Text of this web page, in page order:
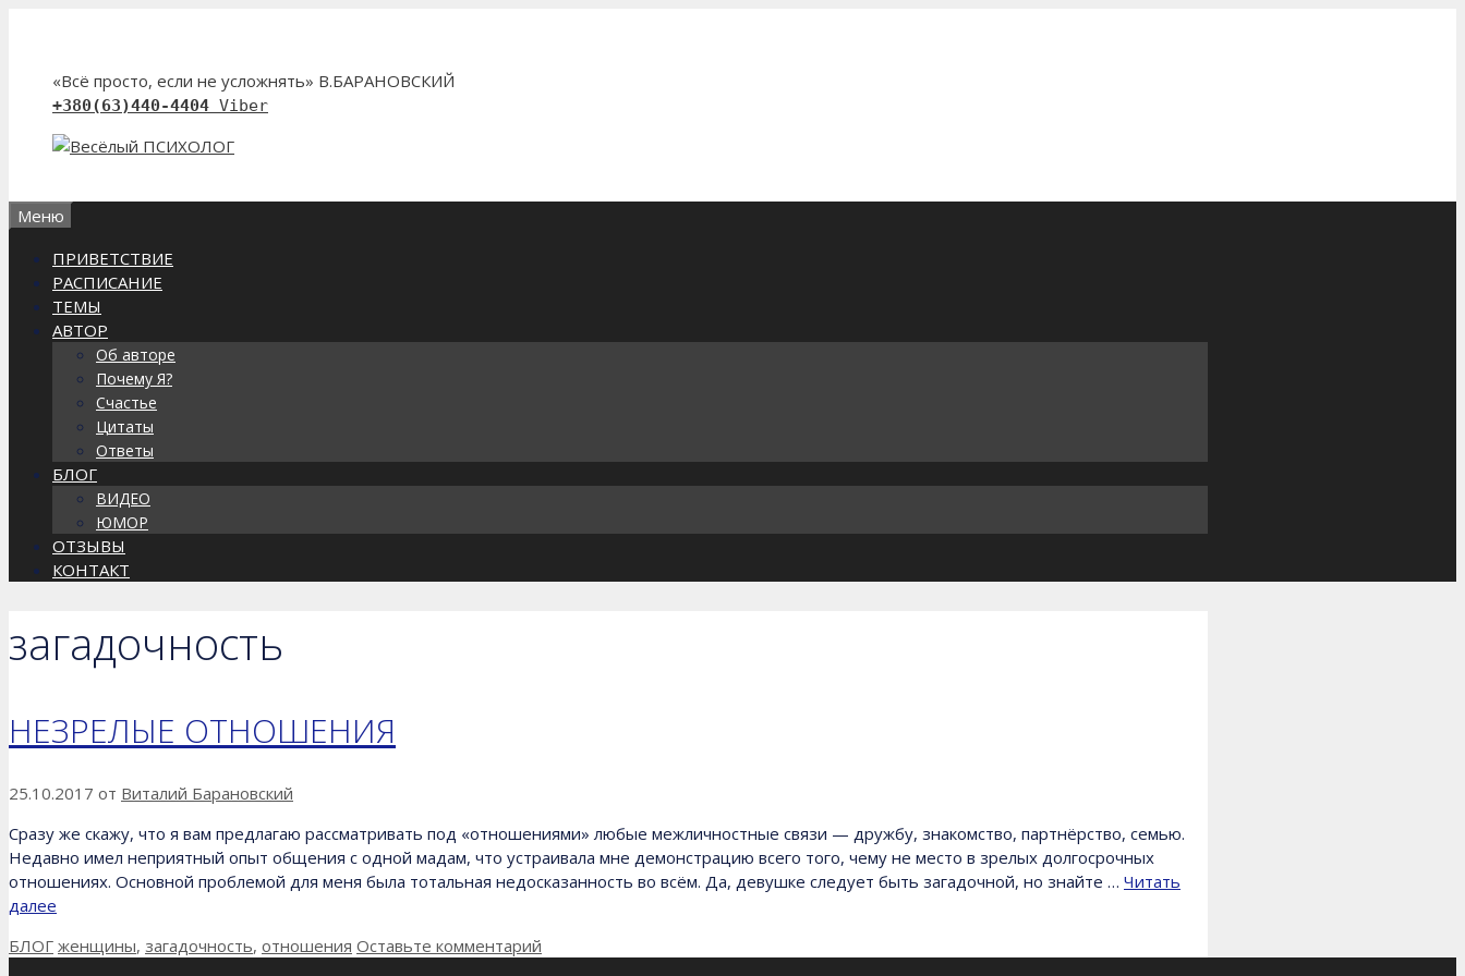
«Всё просто, если не усложнять» В.БАРАНОВСКИЙ
+380(63)440-4404 Viber
Меню
ПРИВЕТСТВИЕ
РАСПИСАНИЕ
ТЕМЫ
АВТОР
Об авторе
Почему Я?
Счастье
Цитаты
Ответы
БЛОГ
ВИДЕО
ЮМОР
ОТЗЫВЫ
КОНТАКТ
загадочность
НЕЗРЕЛЫЕ ОТНОШЕНИЯ
25.10.2017 от Виталий Барановский
Сразу же скажу, что я вам предлагаю рассматривать под «отношениями» любые межличностные связи — дружбу, знакомство, партнёрство, семью.
Недавно имел неприятный опыт общения с одной мадам, что устраивала мне демонстрацию всего того, чему не место в зрелых долгосрочных
отношениях. Основной проблемой для меня была тотальная недосказанность во всём. Да, девушке следует быть загадочной, но знайте … Читать
далее
Рубрики
БЛОГ Метки
женщины, загадочность, отношения Оставьте комментарий